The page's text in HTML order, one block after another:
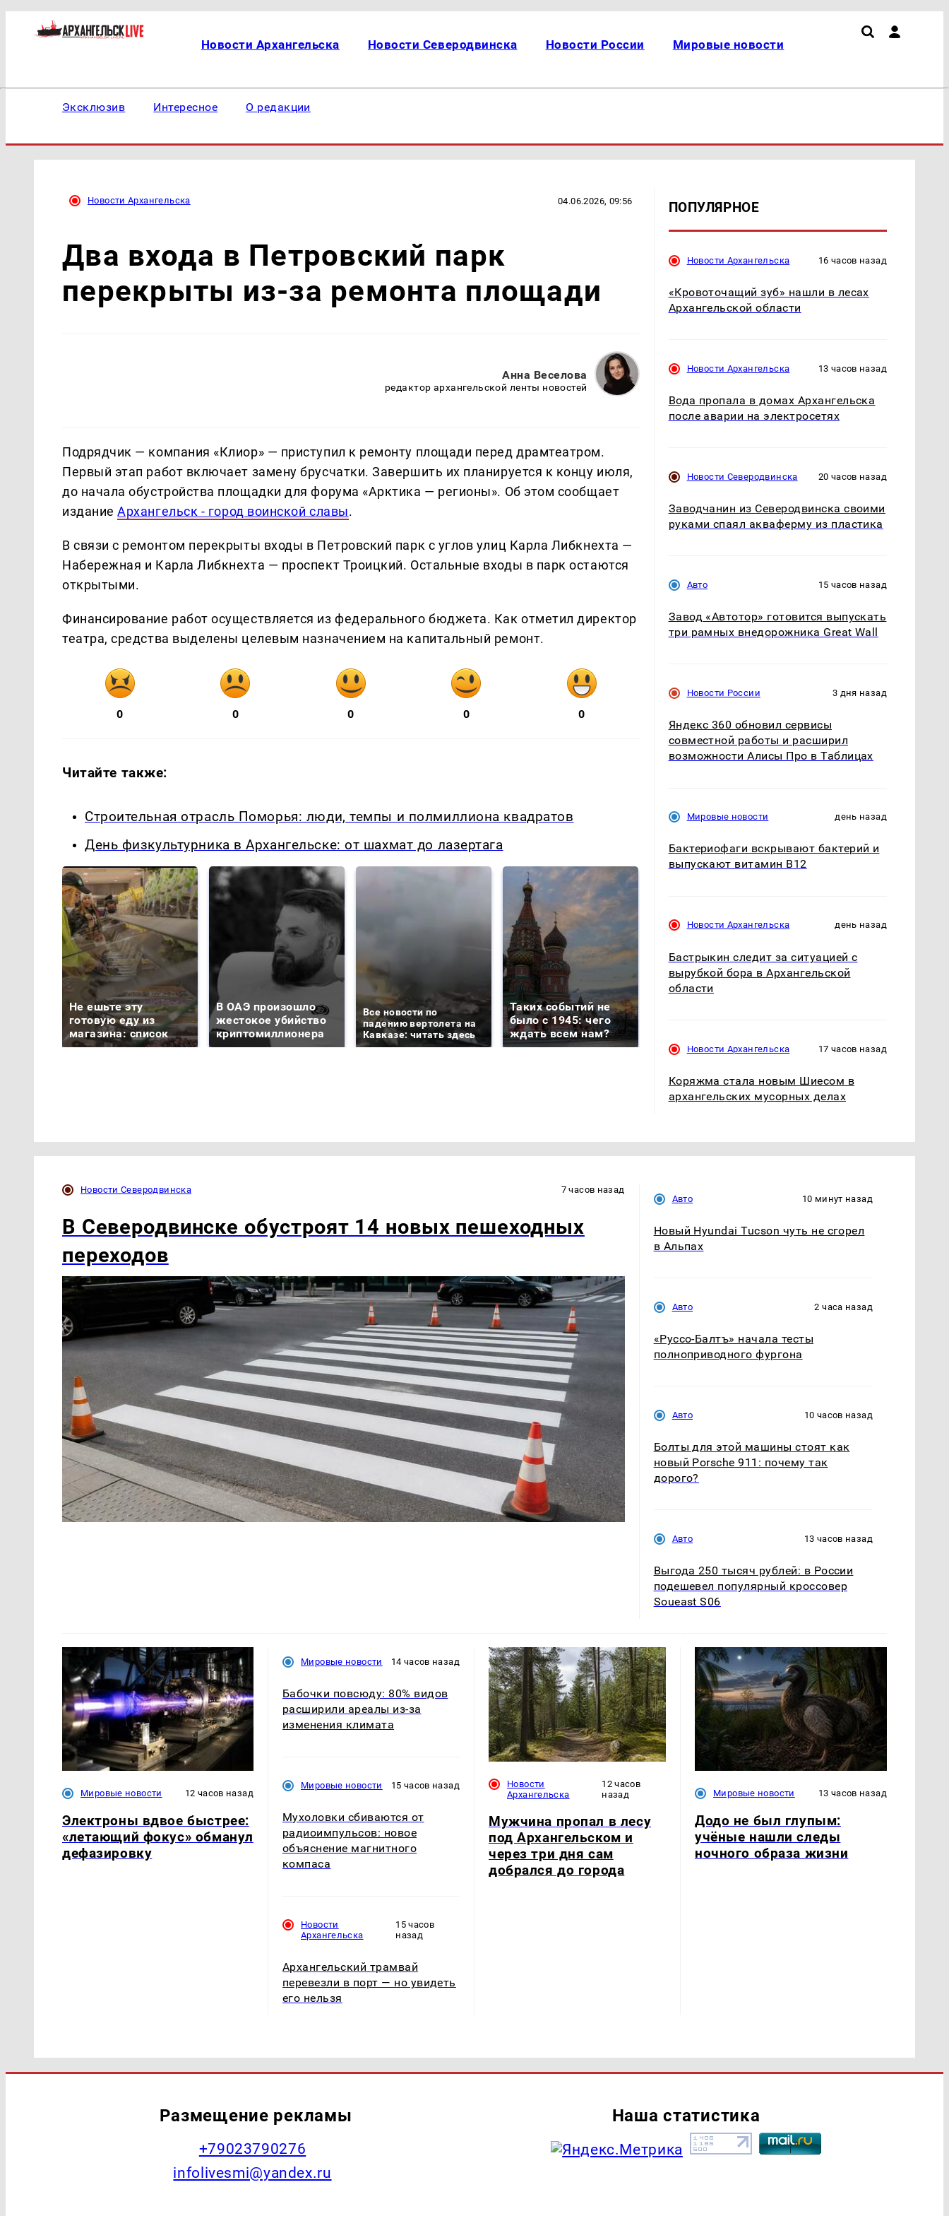
Новости Архангельска Новости Северодвинска Новости России Мировые новости
Эксклюзив Интересное О редакции
Новости Архангельска 04.06.2026, 09:56
Два входа в Петровский парк
перекрыты из-за ремонта площади
Анна Веселова
редактор архангельской ленты новостей
Подрядчик — компания «Клиор» — приступил к ремонту площади перед драмтеатром.
Первый этап работ включает замену брусчатки. Завершить их планируется к концу июля,
до начала обустройства площадки для форума «Арктика — регионы». Об этом сообщает
изданиеАрхангельск - город воинской славы.
В связи с ремонтом перекрыты входы в Петровский парк с углов улиц Карла Либкнехта —
Набережная и Карла Либкнехта — проспект Троицкий. Остальные входы в парк остаются
открытыми.
Финансирование работ осуществляется из федерального бюджета. Как отметил директор
театра, средства выделены целевым назначением на капитальный ремонт.
0 0 0 0 0
Читайте также:
Строительная отрасль Поморья: люди, темпы и полмиллиона квадратов
День физкультурника в Архангельске: от шахмат до лазертага
Не ешьте эту
готовую еду из
магазина: список
В ОАЭ произошло
жестокое убийство
криптомиллионера
Все новости по
падению вертолета на
Кавказе: читать здесь
Таких событий не
было с 1945: чего
ждать всем нам?
ПОПУЛЯРНОЕ
Новости Архангельска 16 часов назад
«Кровоточащий зуб» нашли в лесах
Архангельской области
Новости Архангельска 13 часов назад
Вода пропала в домах Архангельска
после аварии на электросетях
Новости Северодвинска 20 часов назад
Заводчанин из Северодвинска своими
руками спаял акваферму из пластика
Авто 15 часов назад
Завод «Автотор» готовится выпускать
три рамных внедорожника Great Wall
Новости России 3 дня назад
Яндекс 360 обновил сервисы
совместной работы и расширил
возможности Алисы Про в Таблицах
Мировые новости день назад
Бактериофаги вскрывают бактерий и
выпускают витамин B12
Новости Архангельска день назад
Бастрыкин следит за ситуацией с
вырубкой бора в Архангельской
области
Новости Архангельска 17 часов назад
Коряжма стала новым Шиесом в
архангельских мусорных делах
Новости Северодвинска 7 часов назад
В Северодвинске обустроят 14 новых пешеходных
переходов
Авто 10 минут назад
Новый Hyundai Tucson чуть не сгорел
в Альпах
Авто 2 часа назад
«Руссо-Балтъ» начала тесты
полноприводного фургона
Авто 10 часов назад
Болты для этой машины стоят как
новый Porsche 911: почему так
дорого?
Авто 13 часов назад
Выгода 250 тысяч рублей: в России
подешевел популярный кроссовер
Soueast S06
Мировые новости 12 часов назад
Электроны вдвое быстрее:
«летающий фокус» обманул
дефазировку
Мировые новости 14 часов назад
Бабочки повсюду: 80% видов
расширили ареалы из-за
изменения климата
Мировые новости 15 часов назад
Мухоловки сбиваются от
радиоимпульсов: новое
объяснение магнитного
компаса
Новости
Архангельска
15 часов
назад
Архангельский трамвай
перевезли в порт — но увидеть
его нельзя
Новости
Архангельска
12 часов
назад
Мужчина пропал в лесу
под Архангельском и
через три дня сам
добрался до города
Мировые новости 13 часов назад
Додо не был глупым:
учёные нашли следы
ночного образа жизни
Размещение рекламы
+79023790276
infolivesmi@yandex.ru
Наша статистика